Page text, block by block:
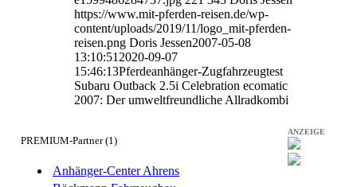
https://www.mit-pferden-reisen.de/wp-
content/uploads/2019/11/logo_mit-pferden-
reisen.png Doris Jessen2007-05-08
13:10:51 2020-09-07
15:46:13Pferdeanhänger-Zugfahrzeugtest
Subaru Outback 2.5i Celebration ecomatic
2007: Der umweltfreundliche Allradkombi
ANZEIGE
PREMIUM-Partner (1)
Anhänger-Center Ahrens